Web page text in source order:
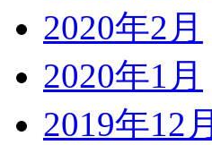
2020年2月
2020年1月
2019年12月